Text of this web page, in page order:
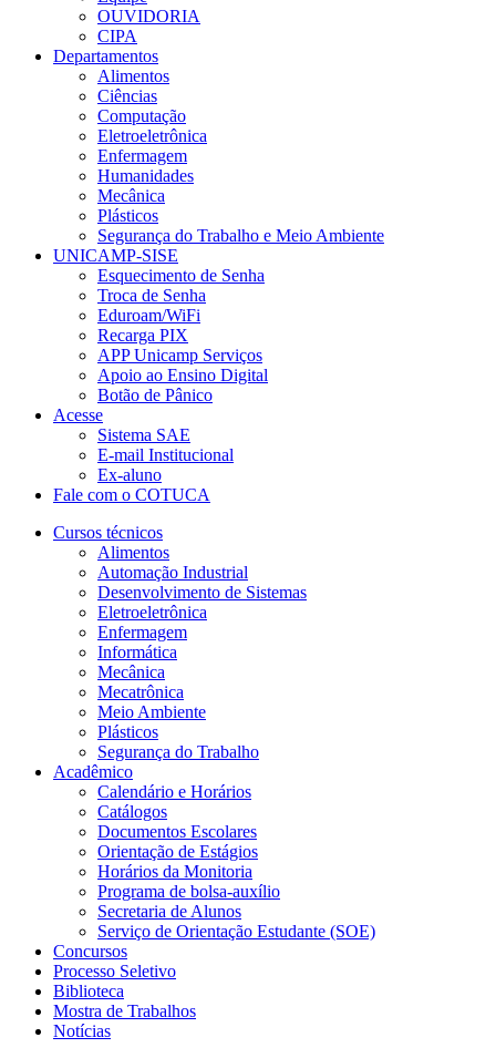
OUVIDORIA
CIPA
Departamentos
Alimentos
Ciências
Computação
Eletroeletrônica
Enfermagem
Humanidades
Mecânica
Plásticos
Segurança do Trabalho e Meio Ambiente
UNICAMP-SISE
Esquecimento de Senha
Troca de Senha
Eduroam/WiFi
Recarga PIX
APP Unicamp Serviços
Apoio ao Ensino Digital
Botão de Pânico
Acesse
Sistema SAE
E-mail Institucional
Ex-aluno
Fale com o COTUCA
Cursos técnicos
Alimentos
Automação Industrial
Desenvolvimento de Sistemas
Eletroeletrônica
Enfermagem
Informática
Mecânica
Mecatrônica
Meio Ambiente
Plásticos
Segurança do Trabalho
Acadêmico
Calendário e Horários
Catálogos
Documentos Escolares
Orientação de Estágios
Horários da Monitoria
Programa de bolsa-auxílio
Secretaria de Alunos
Serviço de Orientação Estudante (SOE)
Concursos
Processo Seletivo
Biblioteca
Mostra de Trabalhos
Notícias